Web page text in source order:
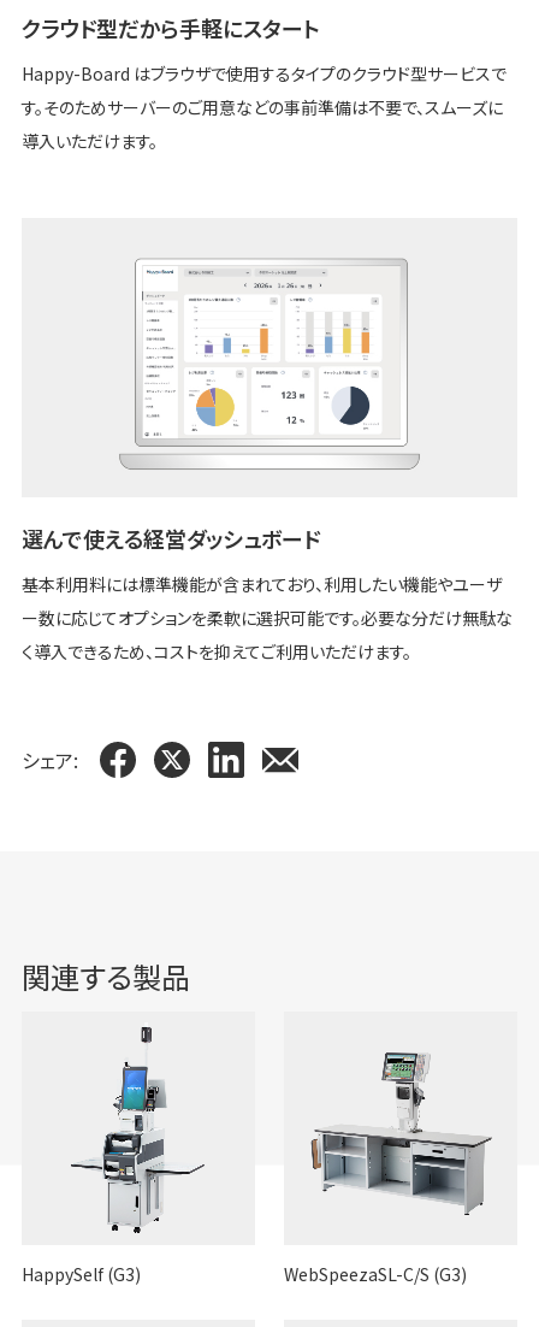
クラウド型だから手軽にスタート
Happy-Board はブラウザで使用するタイプのクラウド型サービスで
す。そのためサーバーのご用意などの事前準備は不要で、スムーズに
導入いただけます。
選んで使える経営ダッシュボード
基本利用料には標準機能が含まれており、利用したい機能やユーザ
ー数に応じてオプションを柔軟に選択可能です。必要な分だけ無駄な
く導入できるため、コストを抑えてご利用いただけます。
シェア:
関連する製品
HappySelf (G3) WebSpeezaSL-C/S (G3)